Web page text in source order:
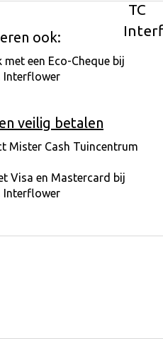
ook:
veilig betalen